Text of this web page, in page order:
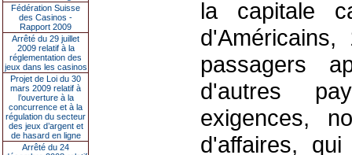
Fédération Suisse
des Casinos -
Rapport 2009
Arrêté du 29 juillet
2009 relatif à la
réglementation des
jeux dans les casinos
Projet de Loi du 30
mars 2009 relatif à
l’ouverture à la
concurrence et à la
régulation du secteur
des jeux d’argent et
de hasard en ligne
Arrêté du 24
la capitale
passagers
d'autres
exigences,
d'affaires,